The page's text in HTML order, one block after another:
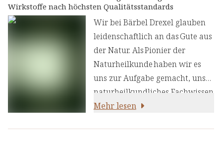
Mittelmeerraum und Westasien
stammt. Diese einjährige
krautige Pflanze wird bis zu 50
cm hoch und zeichnet sich
durch ihre gefiederten
Laubblätter und
charakteristischen
fünfblättrigen Blüten aus.
Wirkstoffe nach höchsten Qualitätsstandards
Wir bei Bärbel Drexel glauben
leidenschaftlich an das Gute aus
der Natur. Als Pionier der
Naturheilkunde haben wir es
uns zur Aufgabe gemacht, unser
naturheilkundliches Fachwissen
und unsere Erfahrung mit den
Mehr lesen